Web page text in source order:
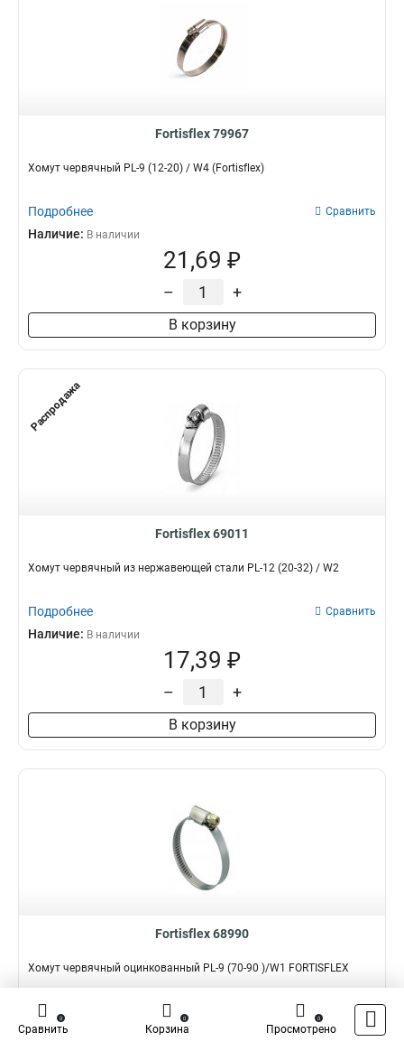
Fortisflex 79967
Хомут червячный PL-9 (12-20) / W4 (Fortisflex)
Подробнее Сравнить
Наличие: В наличии
21,69 ₽
– +
В корзину
Распродажа
Fortisflex 69011
Хомут червячный из нержавеющей стали PL-12 (20-32) / W2
Подробнее Сравнить
Наличие: В наличии
17,39 ₽
– +
В корзину
Fortisflex 68990
Хомут червячный оцинкованный PL-9 (70-90 )/W1 FORTISFLEX
Подробнее Сравнить
Наличие:
Сравнить
0
Корзина
0
Просмотрено
0